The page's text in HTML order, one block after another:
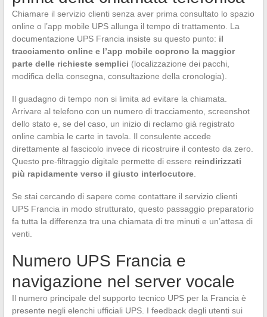
Chiamare il servizio clienti senza aver prima consultato lo spazio
online o l’app mobile UPS allunga il tempo di trattamento. La
documentazione UPS Francia insiste su questo punto: il
tracciamento online e l’app mobile coprono la maggior
parte delle richieste semplici (localizzazione dei pacchi,
modifica della consegna, consultazione della cronologia).
Il guadagno di tempo non si limita ad evitare la chiamata.
Arrivare al telefono con un numero di tracciamento, screenshot
dello stato e, se del caso, un inizio di reclamo già registrato
online cambia le carte in tavola. Il consulente accede
direttamente al fascicolo invece di ricostruire il contesto da zero.
Questo pre-filtraggio digitale permette di essere reindirizzati
più rapidamente verso il giusto interlocutore.
Se stai cercando di sapere come contattare il servizio clienti
UPS Francia in modo strutturato, questo passaggio preparatorio
fa tutta la differenza tra una chiamata di tre minuti e un’attesa di
venti.
Numero UPS Francia e
navigazione nel server vocale
Il numero principale del supporto tecnico UPS per la Francia è
presente negli elenchi ufficiali UPS. I feedback degli utenti sui